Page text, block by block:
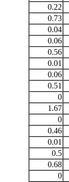
0.22
0.73
0.04
0.06
0.56
0.01
0.06
0.51
0
1.67
0
0.46
0.01
0.5
0.68
0